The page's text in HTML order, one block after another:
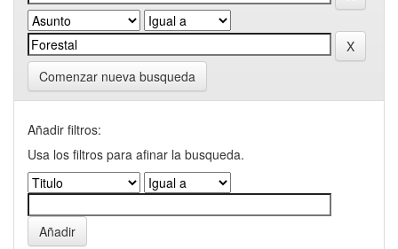
Comenzar nueva busqueda
Añadir filtros:
Usa los filtros para afinar la busqueda.